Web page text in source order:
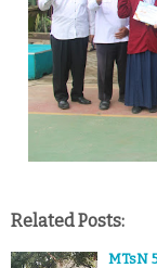
Related Posts:
MTsN